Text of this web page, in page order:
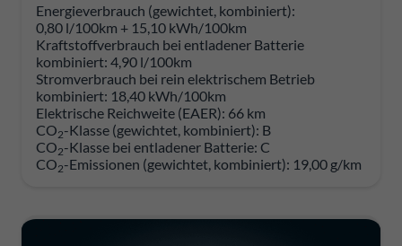
Energieverbrauch (gewichtet, kombiniert):
0,80 l/100km + 15,10 kWh/100km
Kraftstoffverbrauch bei entladener Batterie
kombiniert: 4,90 l/100km
Stromverbrauch bei rein elektrischem Betrieb
kombiniert: 18,40 kWh/100km
Elektrische Reichweite (EAER): 66 km
CO2-Klasse (gewichtet, kombiniert): B
CO2-Klasse bei entladener Batterie: C
CO2-Emissionen (gewichtet, kombiniert): 19,00 g/km